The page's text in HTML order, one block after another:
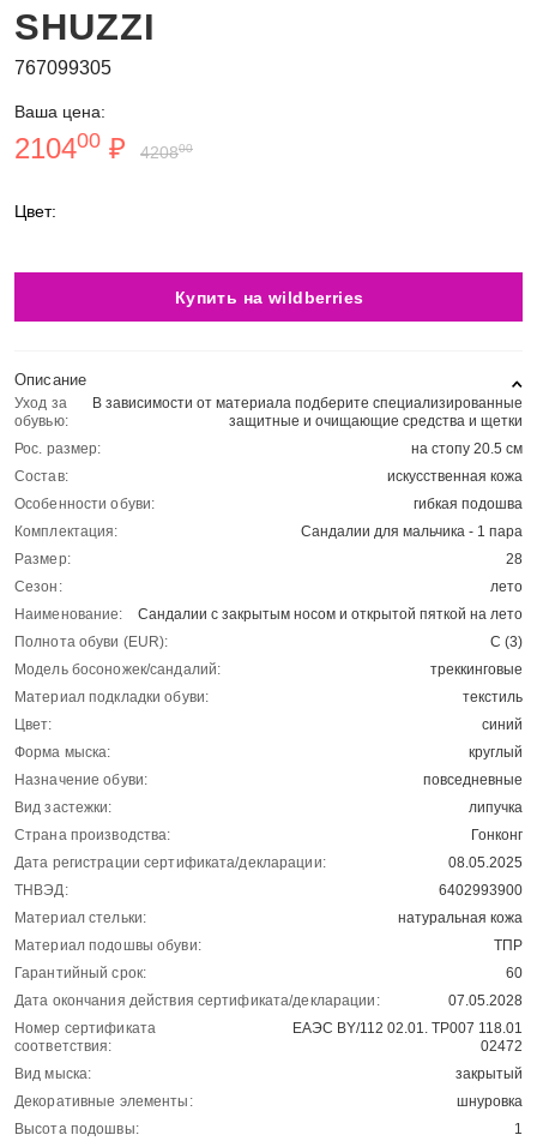
SHUZZI
767099305
Ваша цена:
210400 ₽ 420800
Цвет:
Купить на wildberries
Описание
Уход за
обувью:
В зависимости от материала подберите специализированные
защитные и очищающие средства и щетки
Рос. размер:
на стопу 20.5 см
Состав:
искусственная кожа
Особенности обуви:
гибкая подошва
Комплектация:
Сандалии для мальчика - 1 пара
Размер:
28
Сезон:
лето
Наименование:
Сандалии с закрытым носом и открытой пяткой на лето
Полнота обуви (EUR):
С (3)
Модель босоножек/сандалий:
треккинговые
Материал подкладки обуви:
текстиль
Цвет:
синий
Форма мыска:
круглый
Назначение обуви:
повседневные
Вид застежки:
липучка
Страна производства:
Гонконг
Дата регистрации сертификата/декларации:
08.05.2025
ТНВЭД:
6402993900
Материал стельки:
натуральная кожа
Материал подошвы обуви:
ТПР
Гарантийный срок:
60
Дата окончания действия сертификата/декларации:
07.05.2028
Номер сертификата
соответствия:
ЕАЭС BY/112 02.01. ТР007 118.01
02472
Вид мыска:
закрытый
Декоративные элементы:
шнуровка
Высота подошвы:
1